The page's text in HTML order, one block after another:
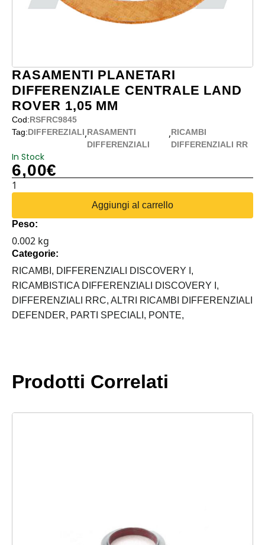
RASAMENTI PLANETARI
DIFFERENZIALE CENTRALE LAND
ROVER 1,05 MM
Cod:RSFRC9845
Tag:DIFFEREZIALI,RASAMENTI
DIFFERENZIALI
,RICAMBI
DIFFERENZIALI RR
In Stock
6,00€
RASAMENTI
CENTRALE
LAND
ROVER
1,05
MM
quantità
Aggiungi al carrello
Peso:
0.002 kg
Categorie:
RICAMBI, DIFFERENZIALI DISCOVERY I,
RICAMBISTICA DIFFERENZIALI DISCOVERY I,
DIFFERENZIALI RRC, ALTRI RICAMBI DIFFERENZIALI
DEFENDER, PARTI SPECIALI, PONTE,
Prodotti Correlati